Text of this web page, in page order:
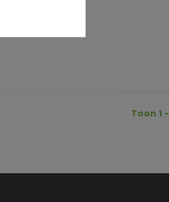
Toon 1